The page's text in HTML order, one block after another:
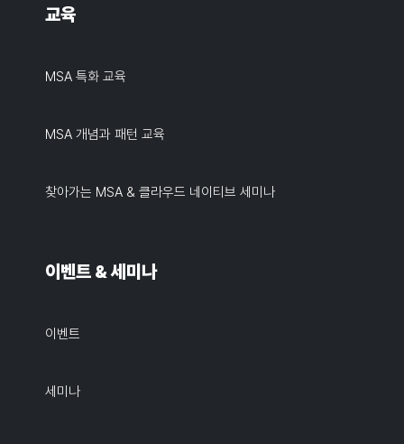
교육
MSA 특화 교육
MSA 개념과 패턴 교육
찾아가는 MSA & 클라우드 네이티브 세미나
이벤트 & 세미나
이벤트
세미나